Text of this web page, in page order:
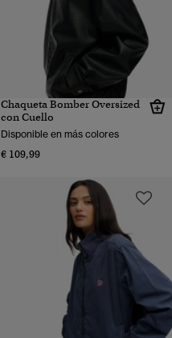
Chaqueta Bomber Oversized
con Cuello
Disponible en más colores
€ 109,99